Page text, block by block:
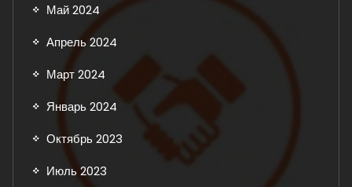
Май 2024
Апрель 2024
Март 2024
Январь 2024
Октябрь 2023
Июль 2023